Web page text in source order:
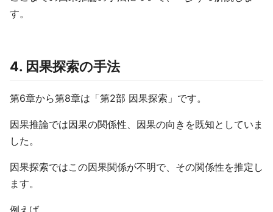
す。
4. 因果探索の手法
第6章から第8章は「第2部 因果探索」です。
因果推論では因果の関係性、因果の向きを既知としていま
した。
因果探索ではこの因果関係が不明で、その関係性を推定し
ます。
例えば、